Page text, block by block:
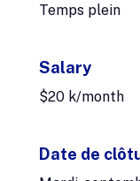
Temps plein
Salary
$20 k/month
Date de